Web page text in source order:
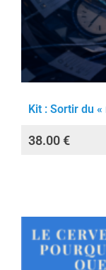
Kit : Sortir du
38.00€